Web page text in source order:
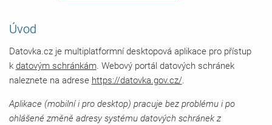
Úvod
Datovka.cz je multiplatformní desktopová aplikace pro přístup
k datovým schránkám. Webový portál datových schránek
naleznete na adrese https://datovka.gov.cz/.
Aplikace (mobilní i pro desktop) pracuje bez problému i po
ohlášené změně adresy systému datových schránek z